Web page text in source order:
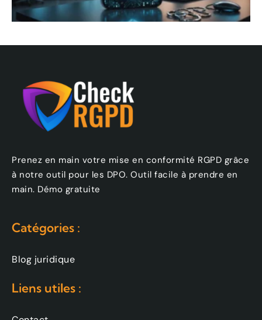
Prenez en main votre mise en conformité RGPD grâce
à notre outil pour les DPO. Outil facile à prendre en
main. Démo gratuite
Catégories :
Blog juridique
Liens utiles :